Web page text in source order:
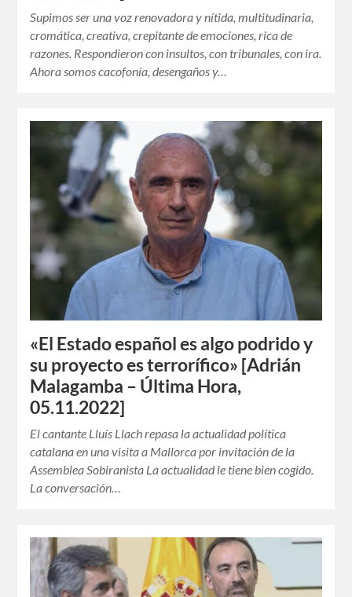
Supimos ser una voz renovadora y nítida, multitudinaria,
cromática, creativa, crepitante de emociones, rica de
razones. Respondieron con insultos, con tribunales, con ira.
Ahora somos cacofonía, desengaños y…
«El Estado español es algo podrido y
su proyecto es terrorífico» [Adrián
Malagamba – Última Hora,
05.11.2022]
El cantante Lluís Llach repasa la actualidad política
catalana en una visita a Mallorca por invitación de la
Assemblea Sobiranista La actualidad le tiene bien cogido.
La conversación…